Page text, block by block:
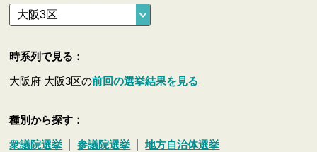
時系列で見る：
大阪府 大阪3区の前回の選挙結果を見る
種別から探す：
衆議院選挙 参議院選挙 地方自治体選挙